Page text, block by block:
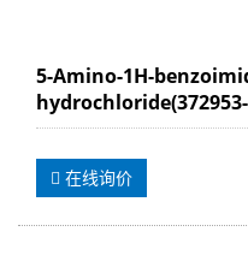
5-Amino-1H-
在线询价